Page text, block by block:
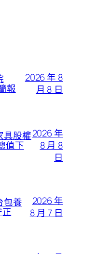
報
2026 年 8
月 8 日
具股權
值下
2026 年
8 月 8
日
包養
2026 年
8 月 7 日